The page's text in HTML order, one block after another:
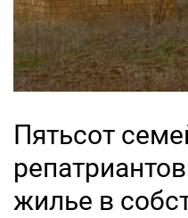
Пятьсот
жилье в